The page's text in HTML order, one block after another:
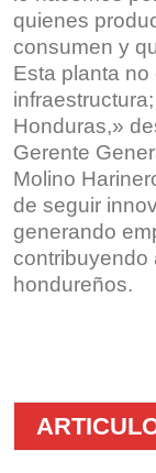
quienes
consumen y
Esta planta
Honduras,»
Gerente
Molino
de seguir
generando
contribuyendo
hondureños.